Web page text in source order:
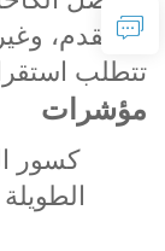
أو القدم،
تتطلب
مؤشرات
كسور